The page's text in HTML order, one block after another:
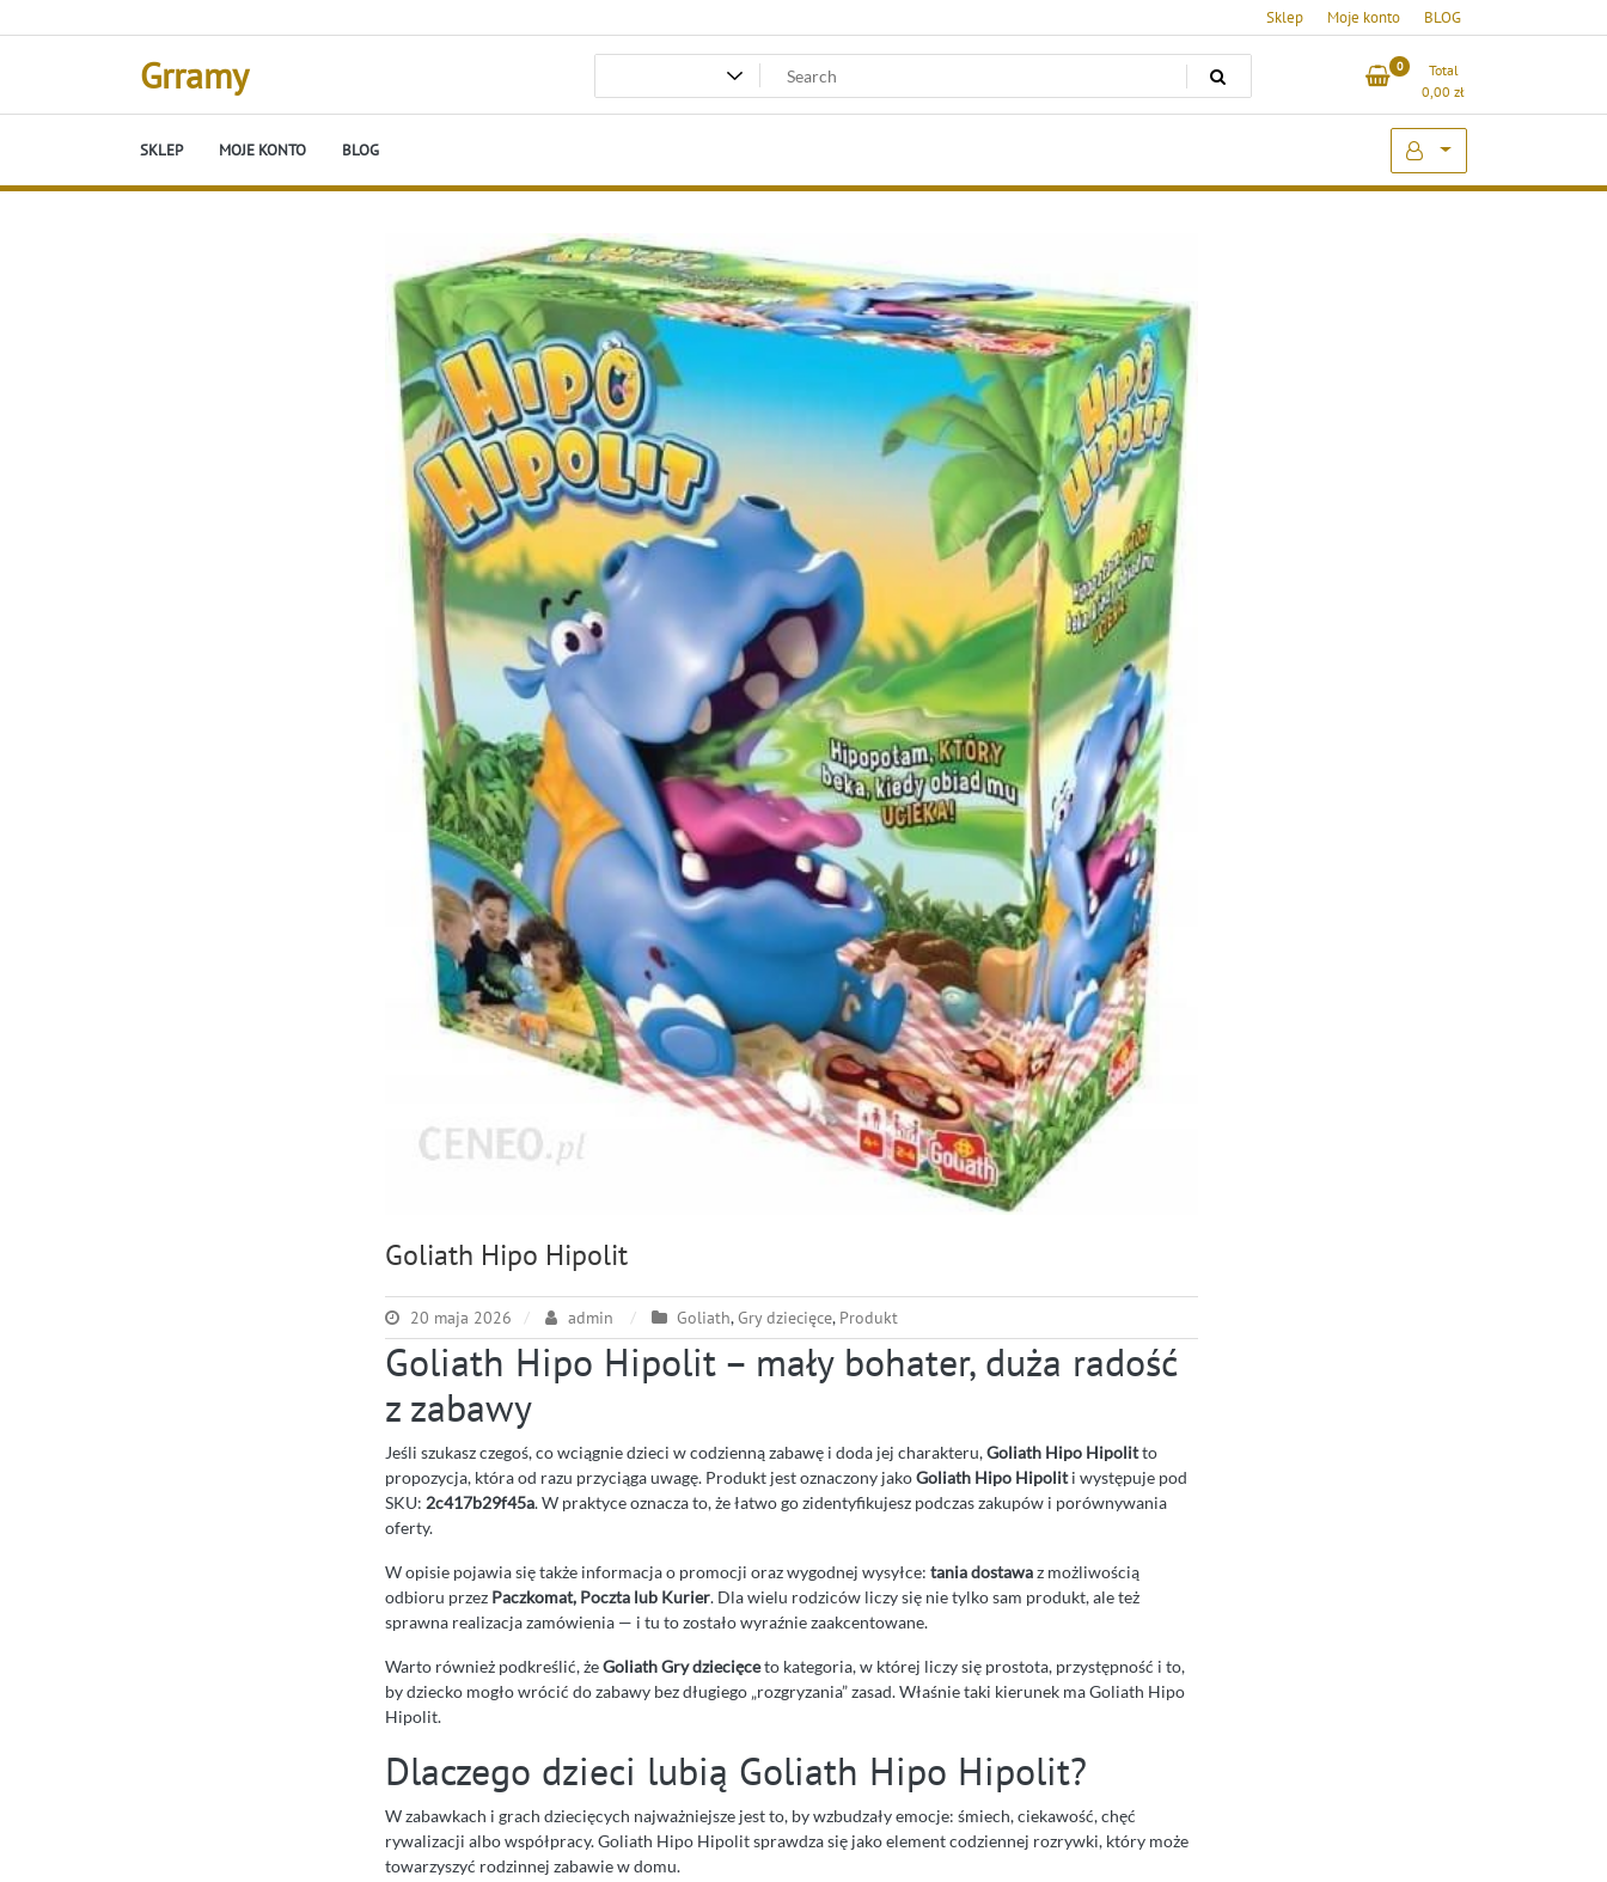
to
Sklep Moje konto BLOG
Grramy 0
Total
0,00 zł
SKLEP MOJE KONTO BLOG
Goliath Hipo Hipolit
20 maja 2026 admin Goliath,Gry dziecięce, Produkt
Goliath Hipo Hipolit – mały bohater, duża radość
z zabawy
Jeśli szukasz czegoś, co wciągnie dzieci w codzienną zabawę i doda jej charakteru,Goliath Hipo Hipolitto
propozycja, która od razu przyciąga uwagę. Produkt jest oznaczony jakoGoliath Hipo Hipoliti występuje pod
SKU: 2c417b29f45a. W praktyce oznacza to, że łatwo go zidentyfikujesz podczas zakupów i porównywania
oferty.
W opisie pojawia się także informacja o promocji oraz wygodnej wysyłce: tania dostawaz możliwością
odbioru przez Paczkomat, Poczta lub Kurier. Dla wielu rodziców liczy się nie tylko sam produkt, ale też
sprawna realizacja zamówienia — i tu to zostało wyraźnie zaakcentowane.
Warto również podkreślić, żeGoliath Gry dziecięceto kategoria, w której liczy się prostota, przystępność i to,
by dziecko mogło wrócić do zabawy bez długiego „rozgryzania” zasad. Właśnie taki kierunek ma Goliath Hipo
Hipolit.
Dlaczego dzieci lubią Goliath Hipo Hipolit?
W zabawkach i grach dziecięcych najważniejsze jest to, by wzbudzały emocje: śmiech, ciekawość, chęć
rywalizacji albo współpracy. Goliath Hipo Hipolit sprawdza się jako element codziennej rozrywki, który może
towarzyszyć rodzinnej zabawie w domu.